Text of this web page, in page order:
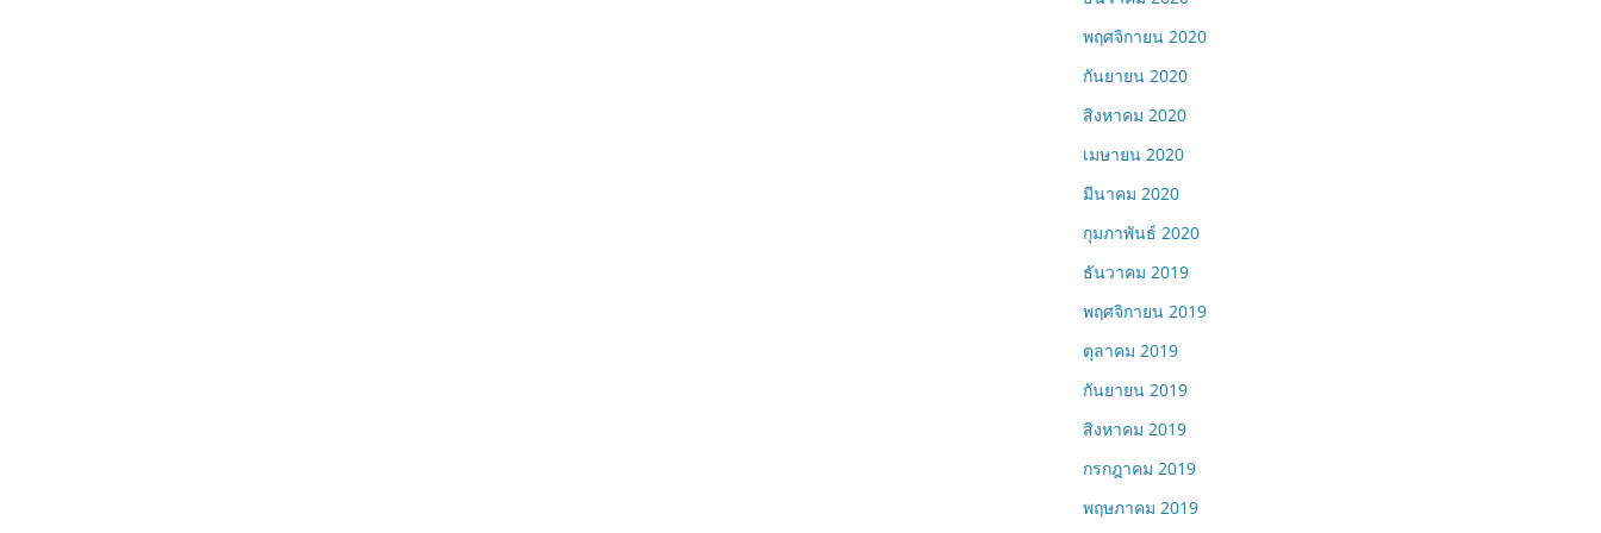
พฤศจิกายน 2020
กันยายน 2020
สิงหาคม 2020
เมษายน 2020
มีนาคม 2020
กุมภาพันธ์ 2020
ธันวาคม 2019
พฤศจิกายน 2019
ตุลาคม 2019
กันยายน 2019
สิงหาคม 2019
กรกฎาคม 2019
พฤษภาคม 2019